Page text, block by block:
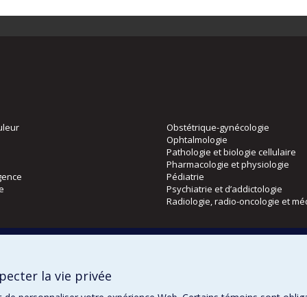
Obstétrique-gynécologie
Ophtalmologie
Pathologie et biologie cellulaire
Pharmacologie et physiologie
Pédiatrie
Psychiatrie et d’addictologie
Radiologie, radio-oncologie et
la vie privée